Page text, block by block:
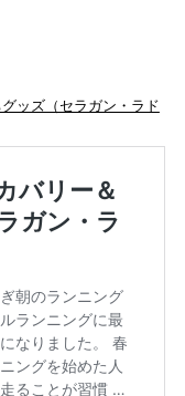
ッズ（セラガン・ラド